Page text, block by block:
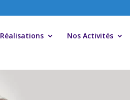
Réalisations Nos Activités